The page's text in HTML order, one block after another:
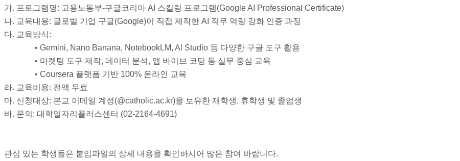
가. 프로그램명: 고용노동부-구글코리아 AI 스킬링 프로그램(Google AI Professional Certificate)
나. 교육내용: 글로벌 기업 구글(Google)이 직접 제작한 AI 직무 역량 강화 인증 과정
다. 교육방식:
• Gemini, Nano Banana, NotebookLM, Al Studio 등 다양한 구글 도구 활용
• 마켓팅 도구 제작, 데이터 분석, 앱 바이브 코딩 등 실무 중심 교육
• Coursera 플랫폼 기반 100% 온라인 교육
라. 교육비용: 전액 무료
마. 신청대상: 본교 이메일 계정(@catholic.ac.kr)을 보유한 재학생, 휴학생 및 졸업생
바. 문의: 대학일자리플러스센터 (02-2164-4691)
관심 있는 학생들은 붙임파일의 상세 내용을 확인하시어 많은 참여 바랍니다.